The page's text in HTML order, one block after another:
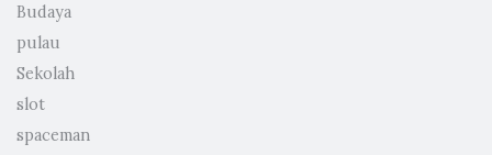
Budaya
pulau
Sekolah
slot
spaceman